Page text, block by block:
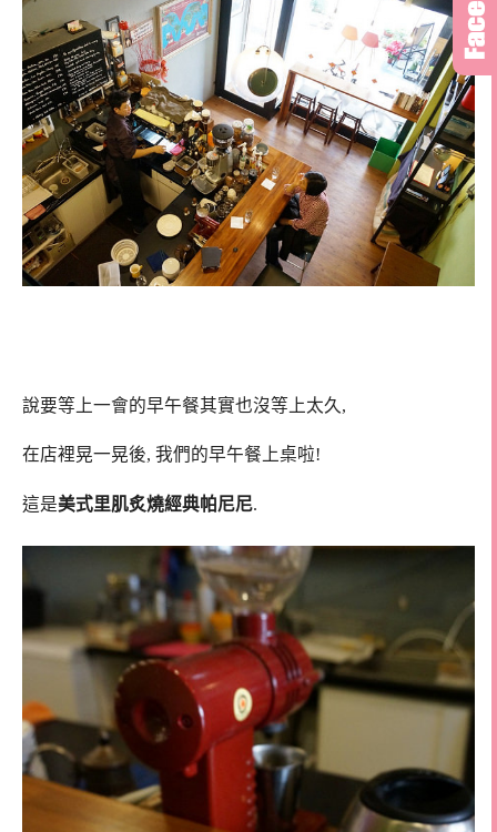
說要等上一會的早午餐其實也沒等上太久,
在店裡晃一晃後, 我們的早午餐上桌啦!
這是美式里肌炙燒經典帕尼尼.